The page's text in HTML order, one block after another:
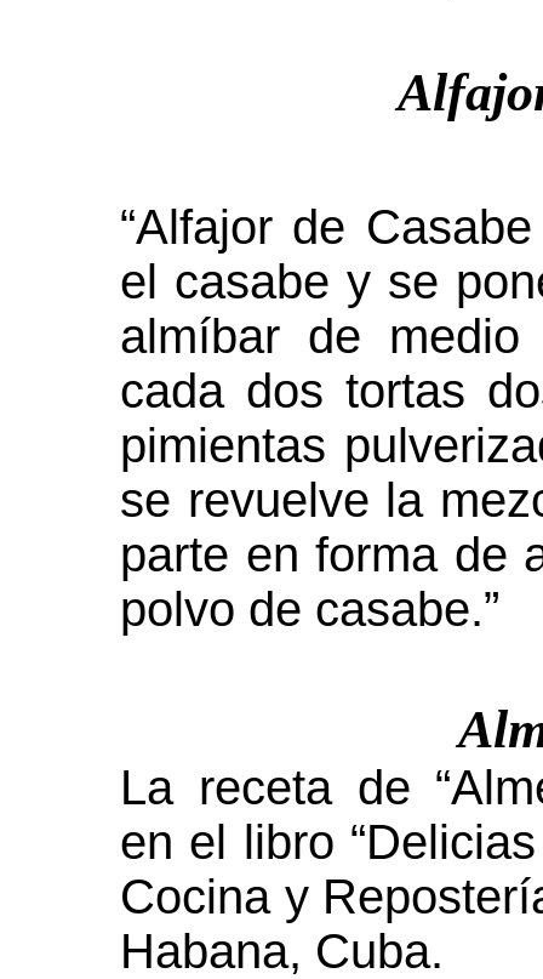
“Alfajor de
el casabe y se
almíbar de
cada dos tortas
pimientas
se revuelve la
parte en forma de
polvo de casabe.”
La receta de
en el libro
Cocina y
Habana, Cuba.